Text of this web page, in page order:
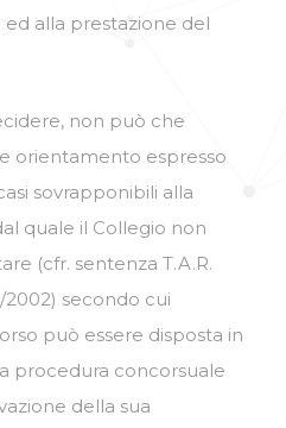
alla prestazione del
non può che
orientamento espresso
sovrapponibili alla
quale il Collegio non
(cfr. sentenza T.A.R.
2002) secondo cui
può essere disposta in
procedura concorsuale
della sua